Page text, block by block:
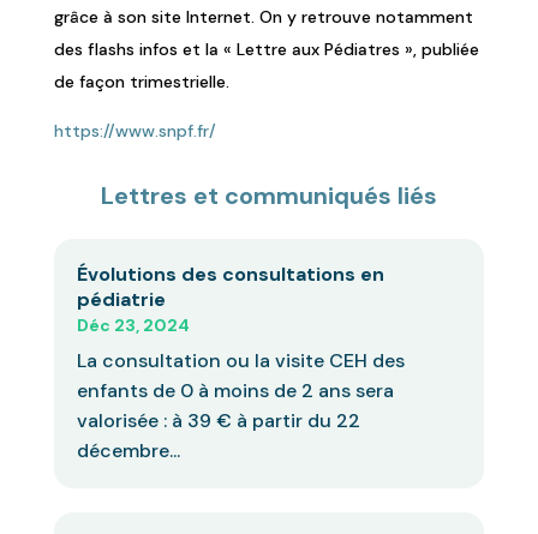
grâce à son site Internet. On y retrouve notamment
des flashs infos et la « Lettre aux Pédiatres », publiée
de façon trimestrielle.
https://www.snpf.fr/
Lettres et communiqués liés
Évolutions des consultations en
pédiatrie
Déc 23, 2024
La consultation ou la visite CEH des
enfants de 0 à moins de 2 ans sera
valorisée : à 39 € à partir du 22
décembre...